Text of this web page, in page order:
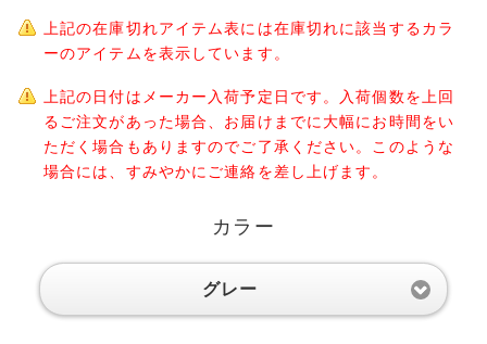
上記の在庫切れアイテム表には在庫切れに該当するカラ
ーのアイテムを表示しています。
上記の日付はメーカー入荷予定日です。入荷個数を上回
るご注文があった場合、お届けまでに大幅にお時間をい
ただく場合もありますのでご了承ください。このような
場合には、すみやかにご連絡を差し上げます。
カラー
グレー